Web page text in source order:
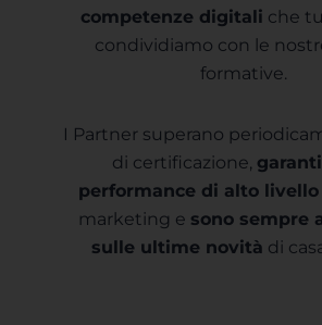
competenze digitali che
condividiamo con le
formative.
I Partner superano
di certificazione,
performance di alto livello
marketing e sono sempre
sulle ultime novità di